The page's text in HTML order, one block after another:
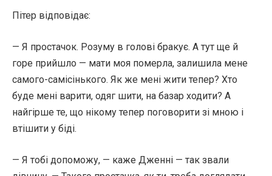
Пітер відповідає:
— Я простачок. Розуму в голові бракує. А тут ще й
горе прийшло — мати моя померла, залишила мене
самого-самісінького. Як же мені жити тепер? Хто
буде мені варити, одяг шити, на базар ходити? А
найгірше те, що нікому тепер поговорити зі мною і
втішити у біді.
— Я тобі допоможу, — каже Дженні — так звали